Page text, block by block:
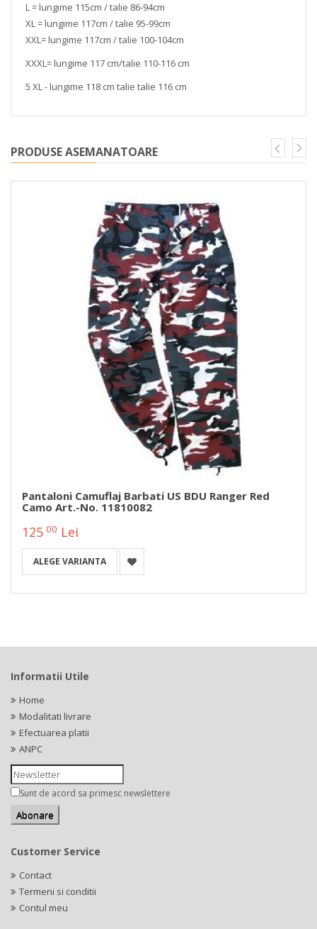
L =lungime 115cm / talie 86-94cm
XL = lungime 117cm / talie 95-99cm
XXL= lungime 117cm / talie 100-104cm
XXXL= lungime 117 cm/talie 110-116 cm
5 XL - lungime 118 cm talie talie 116 cm
PRODUSE ASEMANATOARE
Pantaloni Camuflaj Barbati US BDU Ranger Red
Camo Art.-No. 11810082
125 00 Lei
ALEGE VARIANTA
Informatii Utile
Home
Modalitati livrare
Efectuarea platii
ANPC
Sunt de acord sa primesc newslettere
Customer Service
Contact
Termeni si conditii
Contul meu